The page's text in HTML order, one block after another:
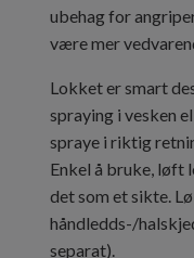
ubehag for
være mer
Lokket er smart
spraying i vesken
spraye i riktig
Enkel å bruke, løft
det som et sikte.
håndledds-/
separat).